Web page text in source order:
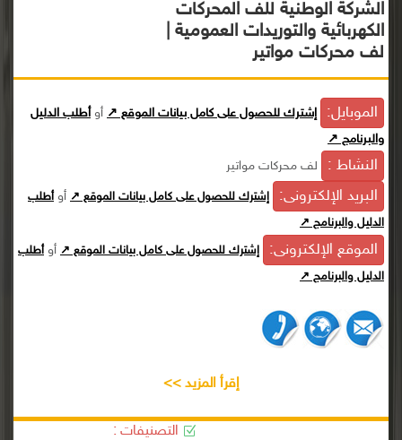
الشركة الوطنية للف المحركات
الكهربائية والتوريدات العمومية |
لف محركات مواتير
الموبايل: إشترك للحصول على كامل بيانات الموقع ↗ أوأطلب الدليل
والبرنامج ↗
النشاط : لف محركات مواتير
البريد الإلكترونى: إشترك للحصول على كامل بيانات الموقع ↗ أوأطلب
الدليل والبرنامج ↗
الموقع الإلكترونى: إشترك للحصول على كامل بيانات الموقع ↗ أوأطلب
الدليل والبرنامج ↗
إقرأ المزيد >>
التصنيفات :